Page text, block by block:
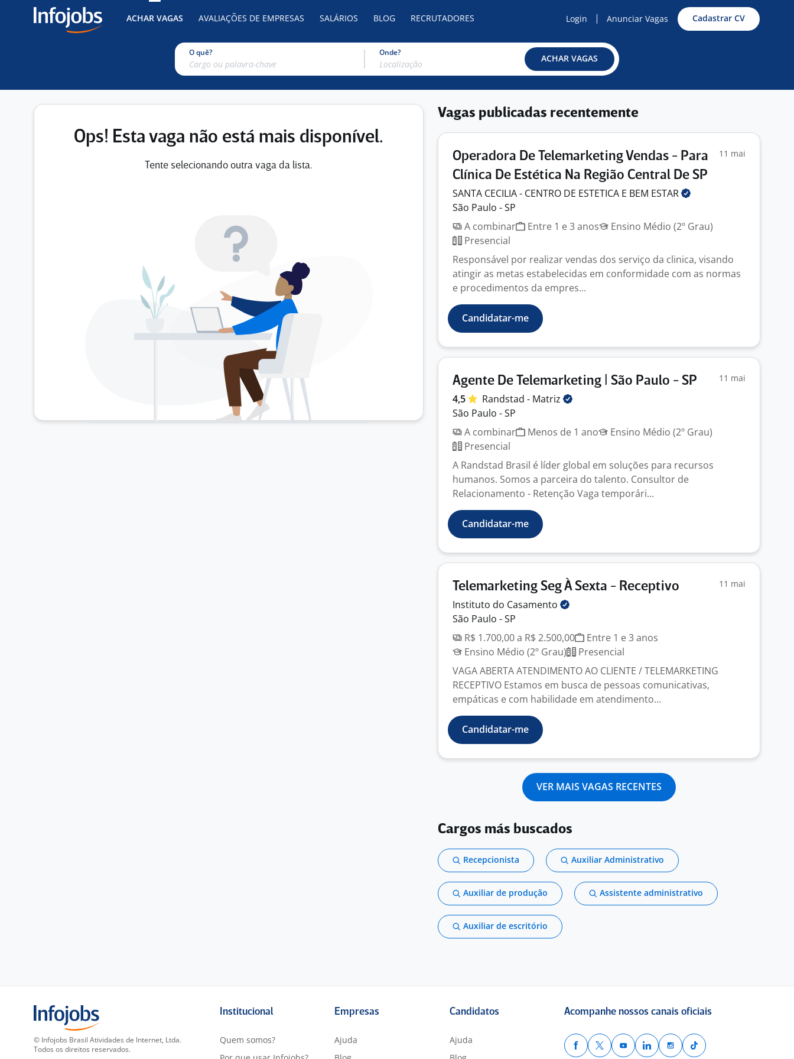
ACHAR VAGAS AVALIAÇÕES DE EMPRESAS SALÁRIOS BLOG RECRUTADORES Login Anunciar Vagas Cadastrar CV
O quê? Onde?
ACHAR VAGAS
Ops! Esta vaga não está mais disponível.
Tente selecionando outra vaga da lista.
Vagas publicadas recentemente
Operadora De Telemarketing Vendas - Para
Clínica De Estética Na Região Central De SP
11 mai
SANTA CECILIA - CENTRO DE ESTETICA E BEM ESTAR
São Paulo - SP
A combinar
Entre 1 e 3 anos
Ensino Médio (2º Grau)
Presencial
Responsável por realizar vendas dos serviço da clinica, visando
atingir as metas estabelecidas em conformidade com as normas
e procedimentos da empres...
Candidatar-me
Agente De Telemarketing | São Paulo - SP 11 mai
4,5 Randstad - Matriz
São Paulo - SP
A combinar
Menos de 1 ano
Ensino Médio (2º Grau)
Presencial
A Randstad Brasil é líder global em soluções para recursos
humanos. Somos a parceira do talento. Consultor de
Relacionamento - Retenção Vaga temporári...
Candidatar-me
Telemarketing Seg À Sexta - Receptivo 11 mai
Instituto do Casamento
São Paulo - SP
R$ 1.700,00 a R$ 2.500,00
Entre 1 e 3 anos
Ensino Médio (2º Grau)
Presencial
VAGA ABERTA ATENDIMENTO AO CLIENTE / TELEMARKETING
RECEPTIVO Estamos em busca de pessoas comunicativas,
empáticas e com habilidade em atendimento...
Candidatar-me
VER MAIS VAGAS RECENTES
Cargos más buscados
Recepcionista Auxiliar Administrativo
Auxiliar de produção Assistente administrativo
Auxiliar de escritório
© Infojobs Brasil Atividades de Internet, Ltda.
Todos os direitos reservados.
Institucional
Quem somos?
Empresas
Ajuda
Candidatos
Ajuda
Acompanhe nossos canais oficiais